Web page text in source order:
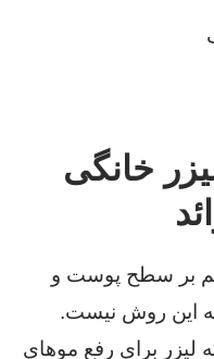
خانگی
بر سطح پوست و
این روش نیست.
بار که لیزر برای رفع موهای